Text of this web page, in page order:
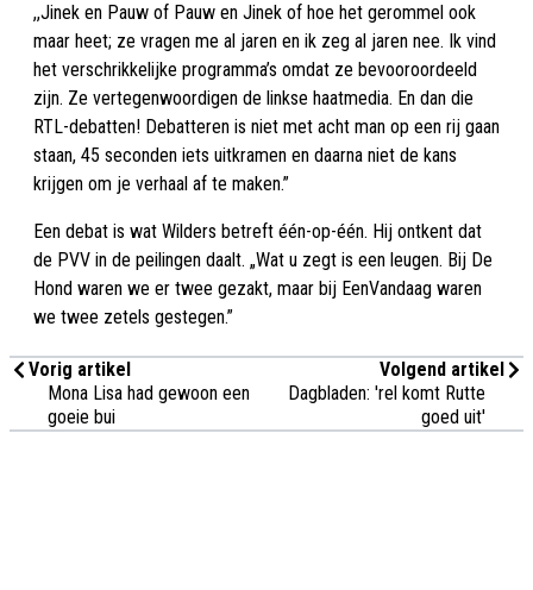
,,Jinek en Pauw of Pauw en Jinek of hoe het gerommel ook
maar heet; ze vragen me al jaren en ik zeg al jaren nee. Ik vind
het verschrikkelijke programma’s omdat ze bevooroordeeld
zijn. Ze vertegenwoordigen de linkse haatmedia. En dan die
RTL-debatten! Debatteren is niet met acht man op een rij gaan
staan, 45 seconden iets uitkramen en daarna niet de kans
krijgen om je verhaal af te maken.”
Een debat is wat Wilders betreft één-op-één. Hij ontkent dat
de PVV in de peilingen daalt. „Wat u zegt is een leugen. Bij De
Hond waren we er twee gezakt, maar bij EenVandaag waren
we twee zetels gestegen.”
Vorig artikel
Mona Lisa had gewoon een
goeie bui
Volgend artikel
Dagbladen: 'rel komt Rutte
goed uit'